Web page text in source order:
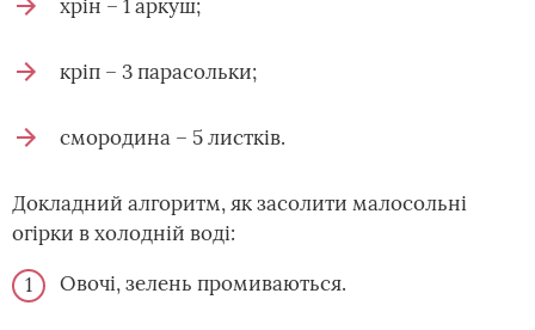
хрін – 1 аркуш;
кріп – 3 парасольки;
смородина – 5 листків.
Докладний алгоритм, як засолити малосольні
огірки в холодній воді:
Овочі, зелень промиваються.